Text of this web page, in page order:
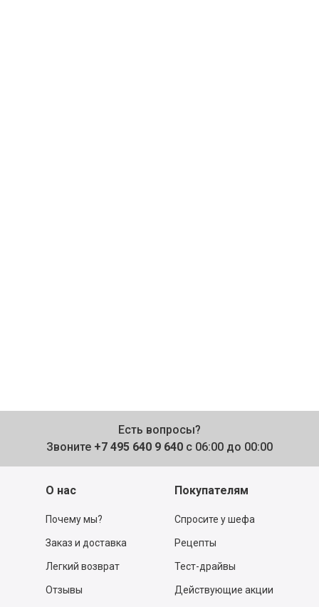
Есть вопросы?
Звоните +7 495 640 9 640 с 06:00 до 00:00
О нас
Почему мы?
Заказ и доставка
Легкий возврат
Отзывы
Покупателям
Спросите у шефа
Рецепты
Тест-драйвы
Действующие акции